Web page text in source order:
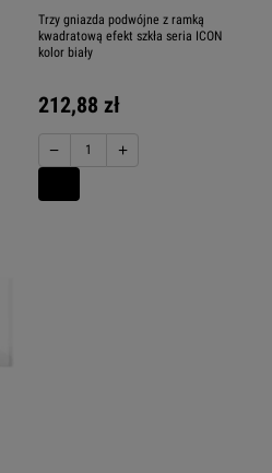
Trzy gniazda podwójne z ramką
kwadratową efekt szkła seria ICON
kolor biały
212,88 zł
− +